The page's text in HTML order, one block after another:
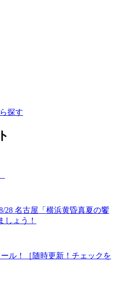
探す
28 名古屋「横浜黄昏真夏の饗
しょう！
ル！［随時更新！チェックを